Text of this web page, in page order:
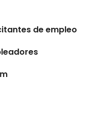
de empleo
trabajo
publishers
de uso